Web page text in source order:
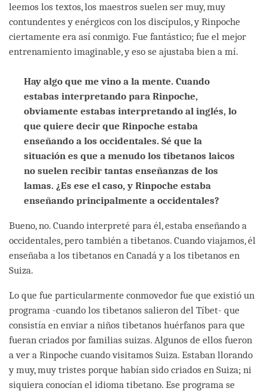
leemos los textos, los maestros suelen ser muy, muy
contundentes y enérgicos con los discípulos, y Rinpoche
ciertamente era así conmigo. Fue fantástico; fue el mejor
entrenamiento imaginable, y eso se ajustaba bien a mí.
Hay algo que me vino a la mente. Cuando
estabas interpretando para Rinpoche,
obviamente estabas interpretando al inglés, lo
que quiere decir que Rinpoche estaba
enseñando a los occidentales. Sé que la
situación es que a menudo los tibetanos laicos
no suelen recibir tantas enseñanzas de los
lamas. ¿Es ese el caso, y Rinpoche estaba
enseñando principalmente a occidentales?
Bueno, no. Cuando interpreté para él, estaba enseñando a
occidentales, pero también a tibetanos. Cuando viajamos, él
enseñaba a los tibetanos en Canadá y a los tibetanos en
Suiza.
Lo que fue particularmente conmovedor fue que existió un
programa -cuando los tibetanos salieron del Tíbet- que
consistía en enviar a niños tibetanos huérfanos para que
fueran criados por familias suizas. Algunos de ellos fueron
a ver a Rinpoche cuando visitamos Suiza. Estaban llorando
y muy, muy tristes porque habían sido criados en Suiza; ni
siquiera conocían el idioma tibetano. Ese programa se